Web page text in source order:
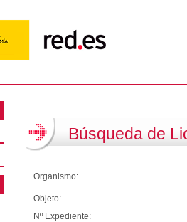
Búsqueda de
Organismo:
Objeto:
Nº Expediente: